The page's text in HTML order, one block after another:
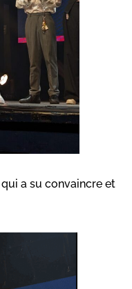
a su convaincre et